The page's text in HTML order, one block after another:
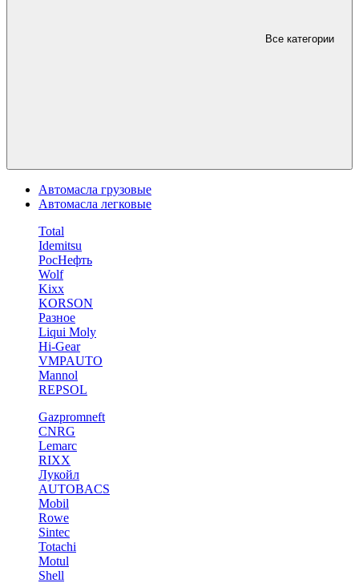
Все категории
Автомасла грузовые
Автомасла легковые
Total
Idemitsu
РосНефть
Wolf
Kixx
KORSON
Разное
Liqui Moly
Hi-Gear
VMPAUTO
Mannol
REPSOL
Gazpromneft
CNRG
Lemarc
RIXX
Лукойл
AUTOBACS
Mobil
Rowe
Sintec
Totachi
Motul
Shell